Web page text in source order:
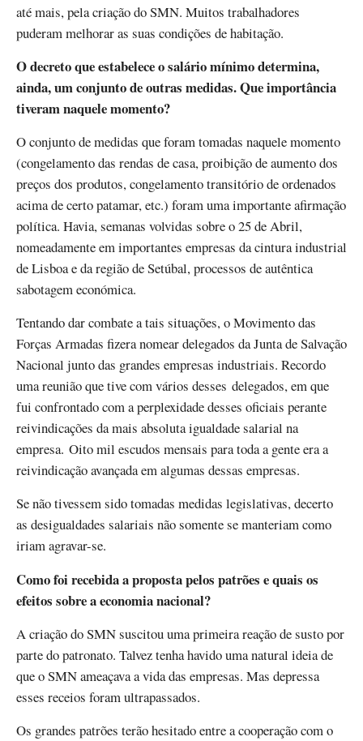
até mais, pela criação do SMN. Muitos trabalhadores
puderam melhorar as suas condições de habitação.
O decreto que estabelece o salário mínimo determina,
ainda, um conjunto de outras medidas. Que importância
tiveram naquele momento?
O conjunto de medidas que foram tomadas naquele momento
(congelamento das rendas de casa, proibição de aumento dos
preços dos produtos, congelamento transitório de ordenados
acima de certo patamar, etc.) foram uma importante afirmação
política. Havia, semanas volvidas sobre o 25 de Abril,
nomeadamente em importantes empresas da cintura industrial
de Lisboa e da região de Setúbal, processos de autêntica
sabotagem económica.
Tentando dar combate a tais situações, o Movimento das
Forças Armadas fizera nomear delegados da Junta de Salvação
Nacional junto das grandes empresas industriais. Recordo
uma reunião que tive com vários desses delegados, em que
fui confrontado com a perplexidade desses oficiais perante
reivindicações da mais absoluta igualdade salarial na
empresa. Oito mil escudos mensais para toda a gente era a
reivindicação avançada em algumas dessas empresas.
Se não tivessem sido tomadas medidas legislativas, decerto
as desigualdades salariais não somente se manteriam como
iriam agravar-se.
Como foi recebida a proposta pelos patrões e quais os
efeitos sobre a economia nacional?
A criação do SMN suscitou uma primeira reação de susto por
parte do patronato. Talvez tenha havido uma natural ideia de
que o SMN ameaçava a vida das empresas. Mas depressa
esses receios foram ultrapassados.
Os grandes patrões terão hesitado entre a cooperação com o